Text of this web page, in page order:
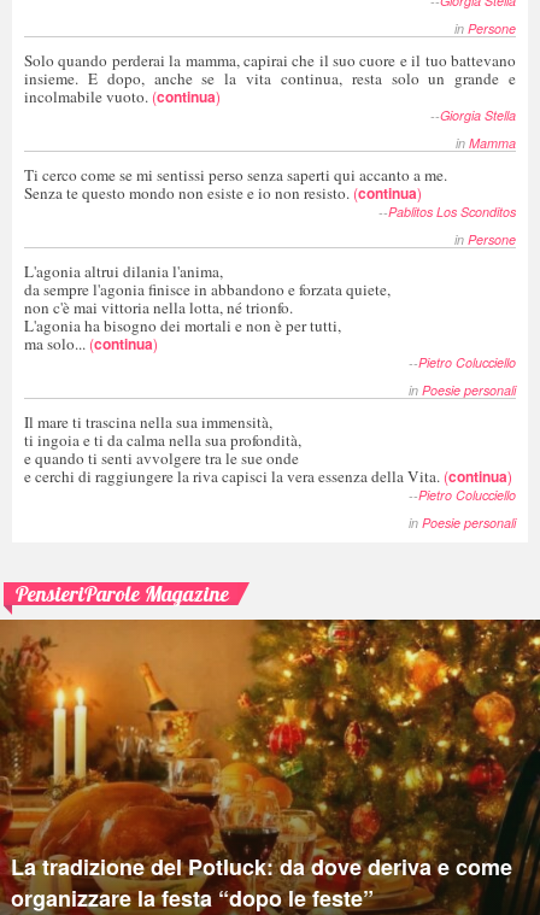
in Persone
Solo quando perderai la mamma, capirai che il suo cuore e il tuo battevano
insieme. E dopo, anche se la vita continua, resta solo un grande e
incolmabile vuoto. (continua)
--Giorgia Stella
in Mamma
Ti cerco come se mi sentissi perso senza saperti qui accanto a me.
Senza te questo mondo non esiste e io non resisto. (continua)
--Pablitos Los Sconditos
in Persone
L'agonia altrui dilania l'anima,
da sempre l'agonia finisce in abbandono e forzata quiete,
non c'è mai vittoria nella lotta, né trionfo.
L'agonia ha bisogno dei mortali e non è per tutti,
ma solo... (continua)
--Pietro Colucciello
in Poesie personali
Il mare ti trascina nella sua immensità,
ti ingoia e ti da calma nella sua profondità,
e quando ti senti avvolgere tra le sue onde
e cerchi di raggiungere la riva capisci la vera essenza della Vita. (continua)
--Pietro Colucciello
in Poesie personali
PensieriParole Magazine
La tradizione del Potluck: da dove deriva e come
organizzare la festa “dopo le feste”